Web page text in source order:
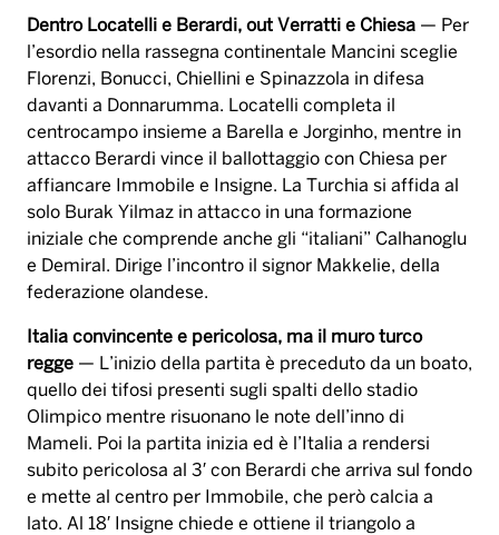
Dentro Locatelli e Berardi, out Verratti e Chiesa — Per
l’esordio nella rassegna continentale Mancini sceglie
Florenzi, Bonucci, Chiellini e Spinazzola in difesa
davanti a Donnarumma. Locatelli completa il
centrocampo insieme a Barella e Jorginho, mentre in
attacco Berardi vince il ballottaggio con Chiesa per
affiancare Immobile e Insigne. La Turchia si affida al
solo Burak Yilmaz in attacco in una formazione
iniziale che comprende anche gli “italiani” Calhanoglu
e Demiral. Dirige l’incontro il signor Makkelie, della
federazione olandese.
Italia convincente e pericolosa, ma il muro turco
regge — L’inizio della partita è preceduto da un boato,
quello dei tifosi presenti sugli spalti dello stadio
Olimpico mentre risuonano le note dell’inno di
Mameli. Poi la partita inizia ed è l’Italia a rendersi
subito pericolosa al 3′ con Berardi che arriva sul fondo
e mette al centro per Immobile, che però calcia a
lato. Al 18′ Insigne chiede e ottiene il triangolo a